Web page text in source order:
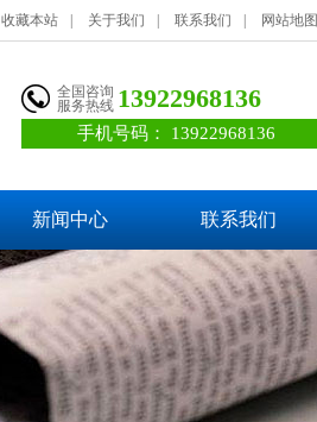
收藏本站 关于我们 联系我们 网站地图
全国咨询
服务热线 13922968136
手机号码： 13922968136
新闻中心 联系我们